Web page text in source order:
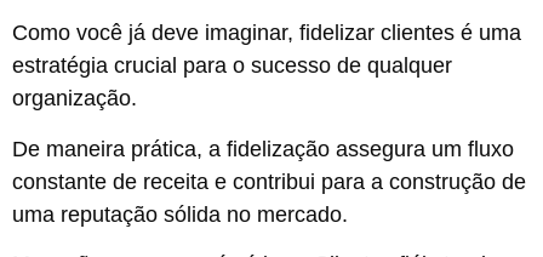
Como você já deve imaginar, fidelizar clientes é uma
estratégia crucial para o sucesso de qualquer
organização.
De maneira prática, a fidelização assegura um fluxo
constante de receita e contribui para a construção de
uma reputação sólida no mercado.